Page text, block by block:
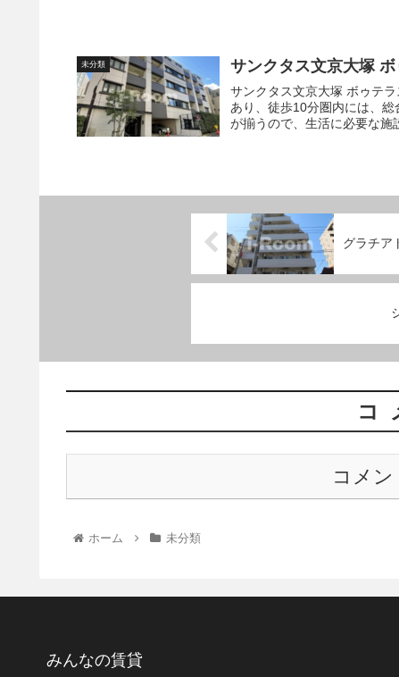
未分類 サンクタス文京大塚
サンクタス文京大塚 ボゥテラス棟 周辺には、徒歩5分圏内に郵便局・スーパー・
あり、徒歩10分圏内には、
が揃うので、生活に必要な施
グラチア
コ
コメ
ホーム 未分類
みんなの賃貸